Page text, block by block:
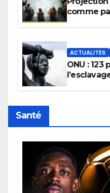
comme
ACTUALITÉS
ONU :
Santé